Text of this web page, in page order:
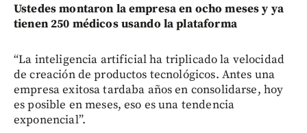
Ustedes montaron la empresa en ocho meses y ya
tienen 250 médicos usando la plataforma
“La inteligencia artificial ha triplicado la velocidad
de creación de productos tecnológicos. Antes una
empresa exitosa tardaba años en consolidarse, hoy
es posible en meses, eso es una tendencia
exponencial”.